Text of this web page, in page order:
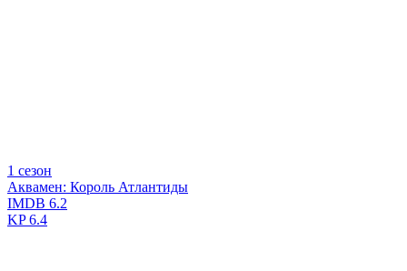
1 сезон
Аквамен: Король Атлантиды
IMDB 6.2
KP6.4